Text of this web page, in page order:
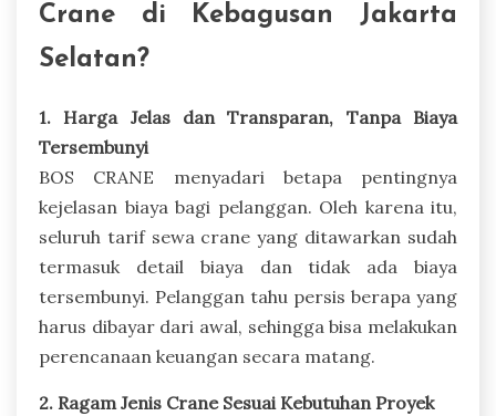
Crane di Kebagusan Jakarta
Selatan?
1. Harga Jelas dan Transparan, Tanpa Biaya
Tersembunyi
BOS CRANE menyadari betapa pentingnya
kejelasan biaya bagi pelanggan. Oleh karena itu,
seluruh tarif sewa crane yang ditawarkan sudah
termasuk detail biaya dan tidak ada biaya
tersembunyi. Pelanggan tahu persis berapa yang
harus dibayar dari awal, sehingga bisa melakukan
perencanaan keuangan secara matang.
2. Ragam Jenis Crane Sesuai Kebutuhan Proyek